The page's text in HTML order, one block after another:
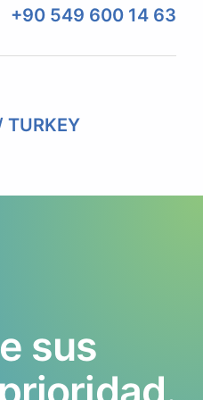
+90 549 600 14 63
TURKEY
sus